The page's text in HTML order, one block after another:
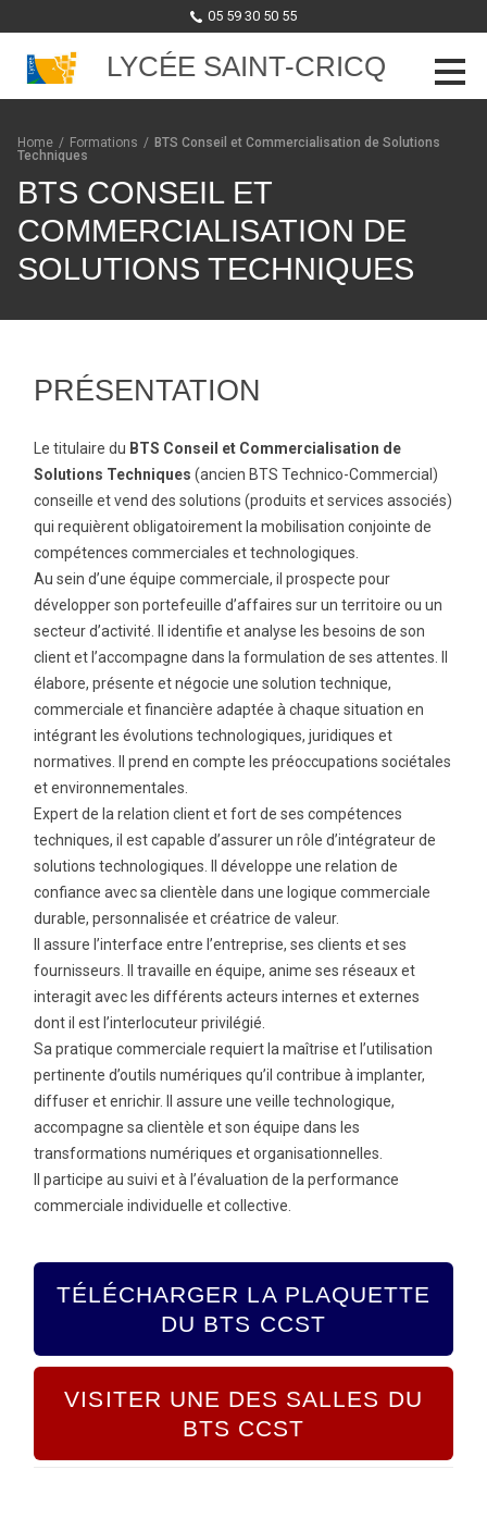
05 59 30 50 55
LYCÉE SAINT-CRICQ
Skip to content
Home / Formations / BTS Conseil et Commercialisation de Solutions
Techniques
BTS CONSEIL ET
COMMERCIALISATION DE
SOLUTIONS TECHNIQUES
PRÉSENTATION
Le titulaire du BTS Conseil et Commercialisation de
Solutions Techniques (ancien BTS Technico-Commercial)
conseille et vend des solutions (produits et services associés)
qui requièrent obligatoirement la mobilisation conjointe de
compétences commerciales et technologiques.
Au sein d’une équipe commerciale, il prospecte pour
développer son portefeuille d’affaires sur un territoire ou un
secteur d’activité. Il identifie et analyse les besoins de son
client et l’accompagne dans la formulation de ses attentes. Il
élabore, présente et négocie une solution technique,
commerciale et financière adaptée à chaque situation en
intégrant les évolutions technologiques, juridiques et
normatives. Il prend en compte les préoccupations sociétales
et environnementales.
Expert de la relation client et fort de ses compétences
techniques, il est capable d’assurer un rôle d’intégrateur de
solutions technologiques. Il développe une relation de
confiance avec sa clientèle dans une logique commerciale
durable, personnalisée et créatrice de valeur.
Il assure l’interface entre l’entreprise, ses clients et ses
fournisseurs. Il travaille en équipe, anime ses réseaux et
interagit avec les différents acteurs internes et externes
dont il est l’interlocuteur privilégié.
Sa pratique commerciale requiert la maîtrise et l’utilisation
pertinente d’outils numériques qu’il contribue à implanter,
diffuser et enrichir. Il assure une veille technologique,
accompagne sa clientèle et son équipe dans les
transformations numériques et organisationnelles.
Il participe au suivi et à l’évaluation de la performance
commerciale individuelle et collective.
TÉLÉCHARGER LA PLAQUETTE
DU BTS CCST
VISITER UNE DES SALLES DU
BTS CCST